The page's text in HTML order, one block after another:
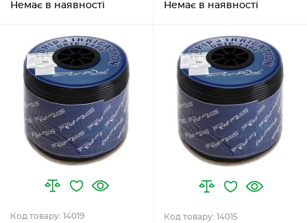
Немає в наявності Немає в наявності
Код товару: 14019
Код товару: 14015